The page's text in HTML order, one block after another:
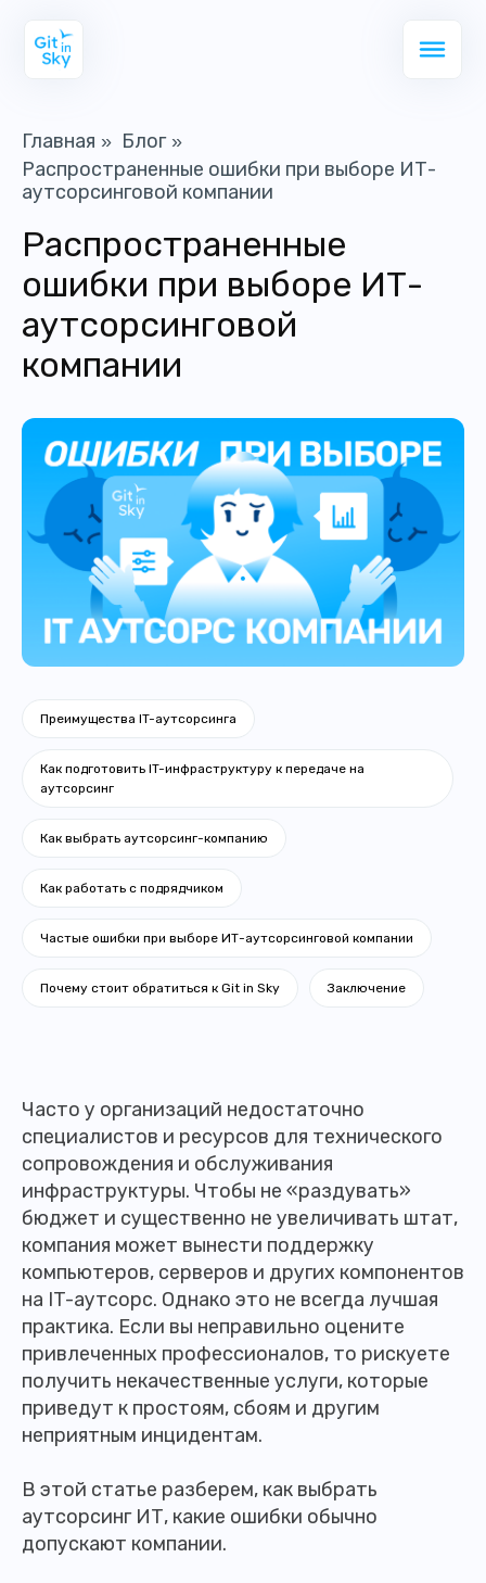
Главная » Блог »
Распространенные ошибки при выборе ИТ-
аутсорсинговой компании
Распространенные
ошибки при выборе ИТ-
аутсорсинговой
компании
Преимущества IT-аутсорсинга
Как подготовить IT-инфраструктуру к передаче на
аутсорсинг
Как выбрать аутсорсинг-компанию
Как работать с подрядчиком
Частые ошибки при выборе ИТ-аутсорсинговой компании
Почему стоит обратиться к Git in Sky Заключение
Часто у организаций недостаточно
специалистов и ресурсов для технического
сопровождения и обслуживания
инфраструктуры. Чтобы не «раздувать»
бюджет и существенно не увеличивать штат,
компания может вынести поддержку
компьютеров, серверов и других компонентов
на IT-аутсорс. Однако это не всегда лучшая
практика. Если вы неправильно оцените
привлеченных профессионалов, то рискуете
получить некачественные услуги, которые
приведут к простоям, сбоям и другим
неприятным инцидентам.
В этой статье разберем, как выбрать
аутсорсинг ИТ, какие ошибки обычно
допускают компании.